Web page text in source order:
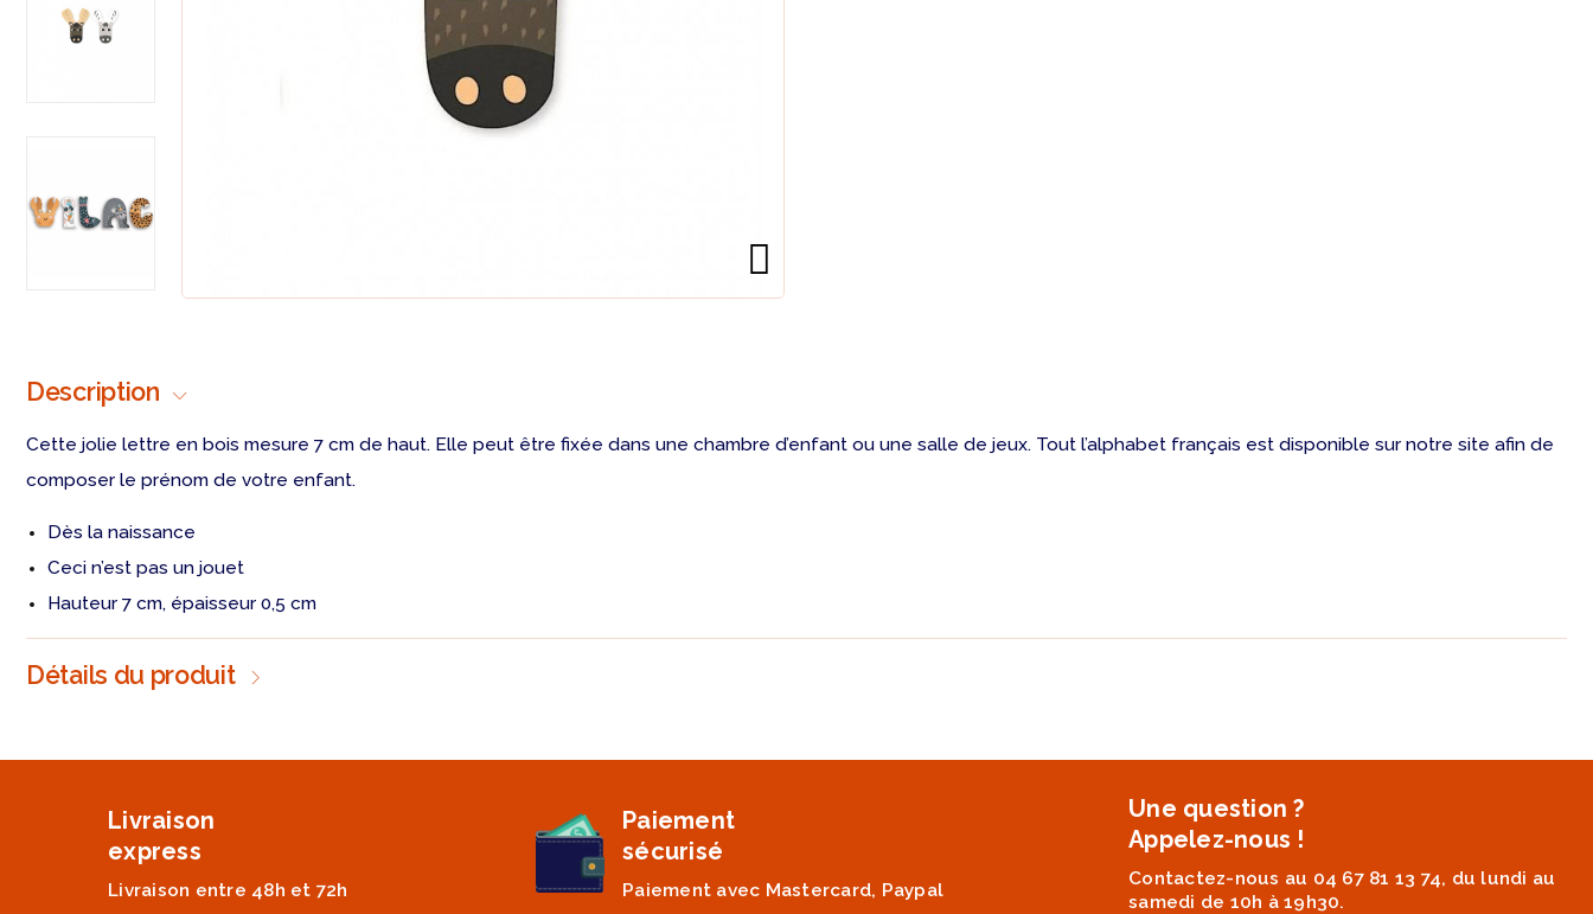
Description
Cette jolie lettre en bois mesure 7 cm de haut. Elle peut être fixée dans une chambre d’enfant ou une salle de jeux. Tout l’alphabet français est disponible sur notre site afin de
composer le prénom de votre enfant.
Dès la naissance
Ceci n’est pas un jouet
Hauteur 7 cm, épaisseur 0,5 cm
Détails du produit
Livraison
express
Livraison entre 48h et 72h
Paiement
sécurisé
Paiement avec Mastercard, Paypal
Une question ?
Appelez-nous !
Contactez-nous au 04 67 81 13 74, du lundi au
samedi de 10h à 19h30.